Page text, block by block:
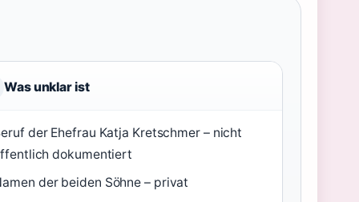
Was unklar ist
der Ehefrau Katja Kretschmer – nicht
dokumentiert
der beiden Söhne – privat